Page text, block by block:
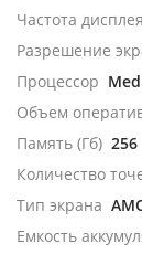
Частота
Разрешение
Процессор
Объем
Память (Гб) 256
Количество
Тип экрана
Емкость